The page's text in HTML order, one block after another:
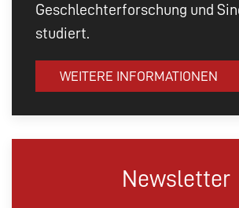
Geschlechterforschung und
studiert.
WEITERE INFORMATIONEN
Newsletter